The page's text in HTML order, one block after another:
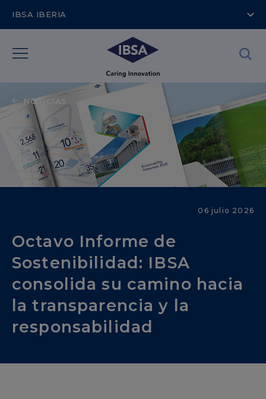
IBSA IBERIA
NOTICIAS
06 julio 2026
Octavo Informe de
Sostenibilidad: IBSA
consolida su camino hacia
la transparencia y la
responsabilidad